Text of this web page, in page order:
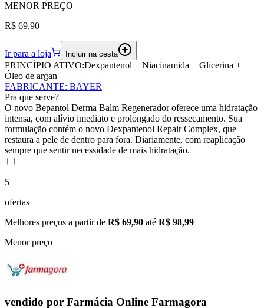
MENOR PREÇO
R$ 69,90
Ir para a loja Incluir na cesta
PRINCÍPIO ATIVO:Dexpantenol + Niacinamida + Glicerina +
Óleo de argan
FABRICANTE: BAYER
Pra que serve?
O novo Bepantol Derma Balm Regenerador oferece uma hidratação
intensa, com alívio imediato e prolongado do ressecamento. Sua
formulação contém o novo Dexpantenol Repair Complex, que
restaura a pele de dentro para fora. Diariamente, com reaplicação
sempre que sentir necessidade de mais hidratação.
5
ofertas
Melhores preços a partir de R$ 69,90 até R$ 98,99
Menor preço
vendido por Farmácia Online Farmagora